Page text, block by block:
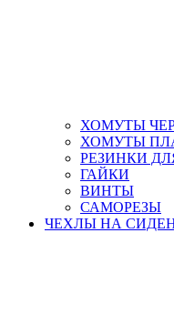
ХОМУТЫ
ХОМУТЫ
РЕЗИНКИ
ГАЙКИ
ВИНТЫ
САМОРЕЗЫ
ЧЕХЛЫ НА